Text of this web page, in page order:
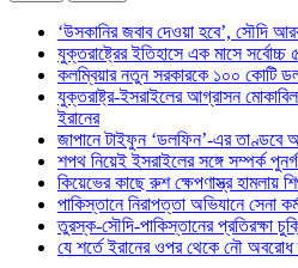
‘উসকানির জবাব দেওয়া হবে’, সৌদি
যুক্তরাষ্ট্রের ইতিহাসে এক মাসে
কলম্বিয়ার নতুন সরকারকে ১০০ কোটি
যুক্তরাষ্ট্র-ইসরাইলের আগ্রাসন
ইরানের
জাপানে টাইফুন ‘ডলফিন’-এর তাণ্ডবে
শপথ নিয়েই ইসরাইলের সঙ্গে সম্পর্ক
কিয়েভের কাছে রুশ ক্ষেপণাস্ত্র হামলায়
পাকিস্তানে নিরাপত্তা অভিযানে সেনা
তুরস্ক-সৌদি-পাকিস্তানের প্রতিরক্ষা
যে শর্তে ইরানের ওপর থেকে নৌ অবরোধ